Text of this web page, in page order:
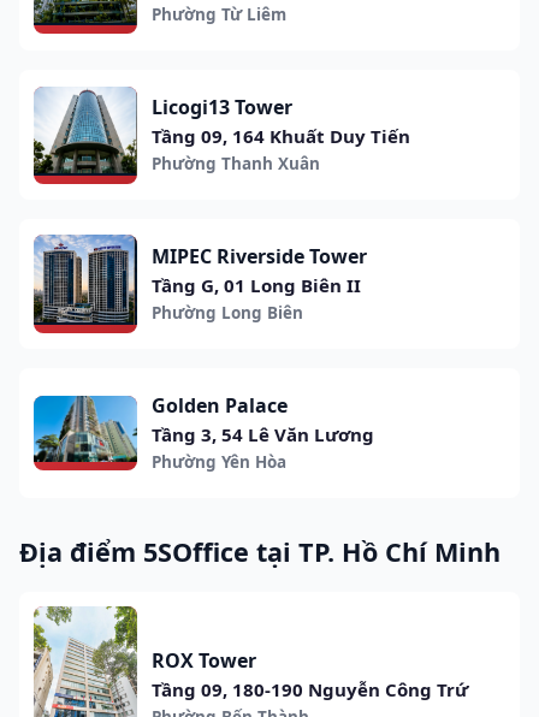
Phường Từ Liêm
Licogi13 Tower
Tầng 09, 164 Khuất Duy Tiến
Phường Thanh Xuân
MIPEC Riverside Tower
Tầng G, 01 Long Biên II
Phường Long Biên
Golden Palace
Tầng 3, 54 Lê Văn Lương
Phường Yên Hòa
Địa điểm 5SOffice tại TP. Hồ Chí Minh
ROX Tower
Tầng 09, 180-190 Nguyễn Công Trứ